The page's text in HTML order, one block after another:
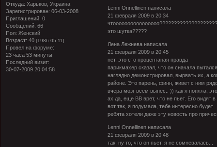
Откуда: Харьков, Украина
Зарегистрирован: 06-03-2008
Приглашений: 0
Сообщений: 66
Пол: Женский
Возраст: 40 [1986-05-11]
Провел на форуме:
23 часа 53 минуты
Последний визит:
30-07-2009 20:04:58
Lenni Onnellinen написала
21 февраля 2009 в 20:34
это шутка?????
Лена Лежнева написала
21 февраля 2009 в 20:45
нет, это сто процентаная правда
парикмахер сказал, что он сначала
наглядно демонстрировал, вырвать их, а
районе. Это парень, финн, живет с ним
вчера мозг всем вынес..)) как я поняла,
ах да, еще ВВ врет, что не пьет. Его видят
вот так, я подумала, тебе интересно будет
ребята хотели даже эту новость про
Lenni Onnellinen написала
21 февраля 2009 в 20:48
так, ну то, что он пьет, я не сомневалась...